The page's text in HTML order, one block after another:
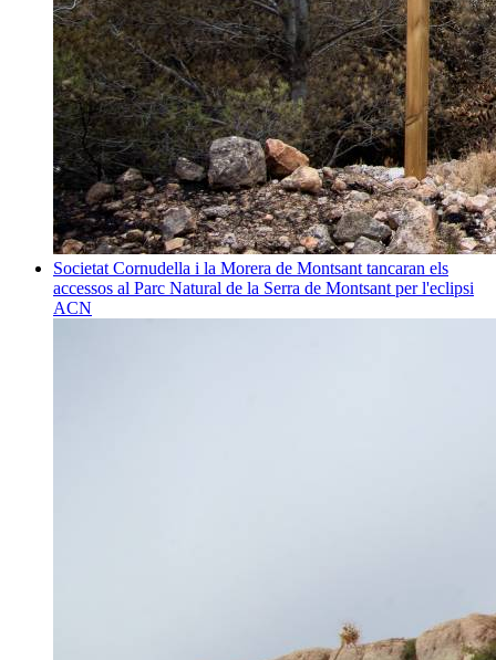
Societat Cornudella i la Morera de Montsant tancaran els
accessos al Parc Natural de la Serra de Montsant per l'eclipsi
ACN